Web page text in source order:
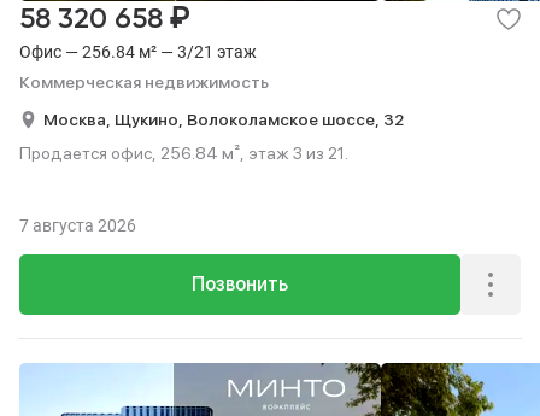
Офис — 256.84 м² — 3/21 этаж
Коммерческая недвижимость
58 320 658 ₽
Москва, Щукино, Волоколамское шоссе, 32
Продается офис, 256.84 м², этаж 3 из 21.
Позвонить
7 августа 2026